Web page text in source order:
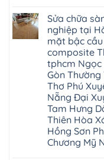
Thanh
Xuân
Kim
Động
Văn
Giang
Cầu
Giấy
Văn
Lâm
tphcm
Khoái
Châu
Trì
Thanh
Xuân
Đoan
Hùng
Thanh
Ba
Cầu
Giấy
Hạ
Hòa
Cẩm
Khê
Tây
Hồ
Yên
Lập
Thanh
Hoài
Đức
Bình
Dương
Thủ
Đức
Thanh
Xuân
Thái
Nguyên
Phú
Thọ
Bắc
Giang
Long
Biên
Hải
Dương
nhựa
giả
gỗ
cong
vênh
Sửa
mặt
bậc
cầu
thang
nhựa
sửa
cửa
nhựa
composite
hoài
đức
đan
bình
luận
ở
Sửa
chữa
sàn
gỗ
bị
phồng
tại
Hà
Nội
Sửa
sàn
gỗ
công
nghiệp
Sửa chữa
nghiệp tại
mặt bậc
composite
tphcm Ngọc
Gòn
Thơ Phú
Nẵng Đại
Tam Hưng
Thiên Hòa
Hồng Sơn
Chương Mỹ